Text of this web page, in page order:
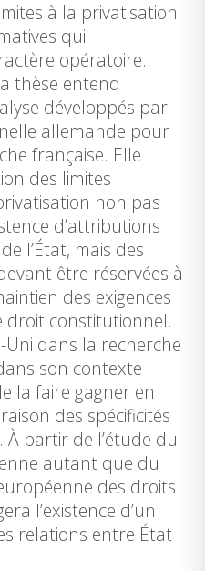
à la privatisation
qui
opératoire.
thèse entend
développés par
allemande pour
française. Elle
des limites
non pas
d’attributions
l’État, mais des
être réservées à
des exigences
droit constitutionnel.
Uni dans la recherche
son contexte
la faire gagner en
des spécificités
À partir de l’étude du
autant que du
des droits
l’existence d’un
relations entre État